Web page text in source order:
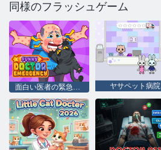
同様のフラッシュゲーム
面白い医者の緊急事態 ヤサペット病院